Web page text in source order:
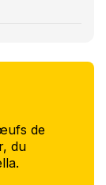
de
du